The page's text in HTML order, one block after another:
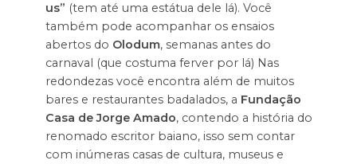
us” (tem até uma estátua dele lá). Você
também pode acompanhar os ensaios
abertos do Olodum, semanas antes do
carnaval (que costuma ferver por lá) Nas
redondezas você encontra além de muitos
bares e restaurantes badalados, a Fundação
Casa de Jorge Amado, contendo a história do
renomado escritor baiano, isso sem contar
com inúmeras casas de cultura, museus e